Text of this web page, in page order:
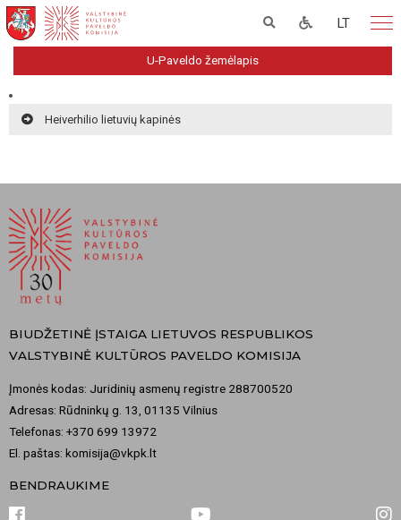
LT
U-Paveldo žemėlapis
Heiverhilio lietuvių kapinės
BIUDŽETINĖ ĮSTAIGA LIETUVOS RESPUBLIKOS
VALSTYBINĖ KULTŪROS PAVELDO KOMISIJA
Įmonės kodas: Juridinių asmenų registre 288700520
Adresas: Rūdninkų g. 13, 01135 Vilnius
Telefonas: +370 699 13972
El. paštas: komisija@vkpk.lt
BENDRAUKIME